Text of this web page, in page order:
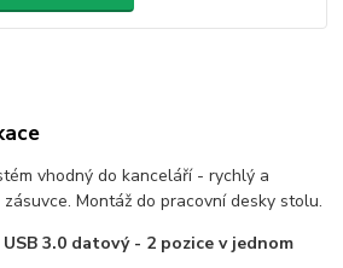
vhodný do kanceláří - rychlý a
Montáž do pracovní desky stolu.
3.0 datový - 2 pozice v jednom